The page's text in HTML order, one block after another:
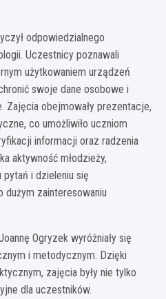
odpowiedzialnego
Uczestnicy poznawali
użytkowaniem urządzeń
swoje dane osobowe i
Zajęcia obejmowały prezentacje,
co umożliwiło uczniom
informacji oraz radzenia
aktywność młodzieży,
i dzieleniu się
dużym zainteresowaniu
Ogryzek wyróżniały się
i metodycznym. Dzięki
zajęcia były nie tylko
dla uczestników.